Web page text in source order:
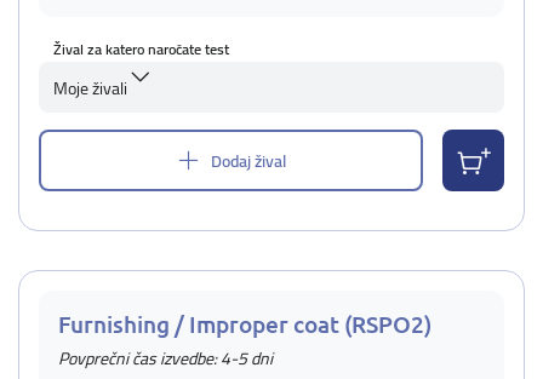
Žival za katero naročate test
Moje živali
Dodaj žival
Furnishing / Improper coat (RSPO2)
Povprečni čas izvedbe: 4-5 dni